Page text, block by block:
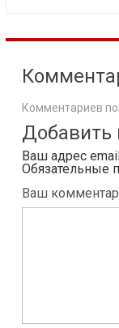
Комментариев
Добавить
Ваш адрес
Обязательные
Ваш